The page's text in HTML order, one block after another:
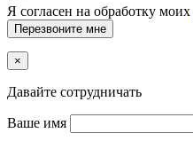
Я согласен на обработку моих
×
Давайте сотрудничать
Ваше имя